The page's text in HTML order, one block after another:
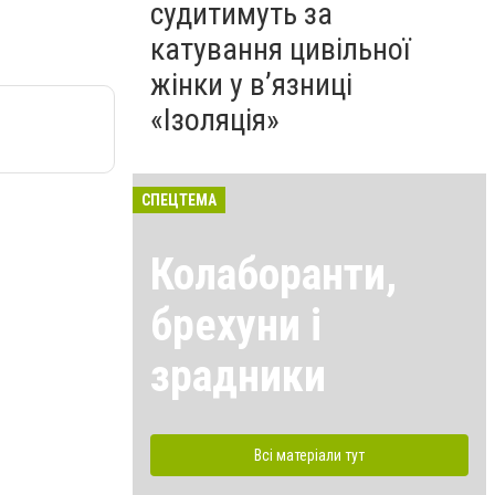
судитимуть за
катування цивільної
жінки у в’язниці
«Ізоляція»
СПЕЦТЕМА
Колаборанти,
брехуни і
зрадники
Всі матеріали тут